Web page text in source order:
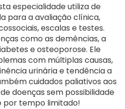
especialidade utiliza de
para a avaliação clínica,
escalas e testes.
como as demências, a
e osteoporose. Ele
com múltiplas causas,
urinária e tendência a
cuidados paliativos aos
doenças sem possibilidade
por tempo limitado!